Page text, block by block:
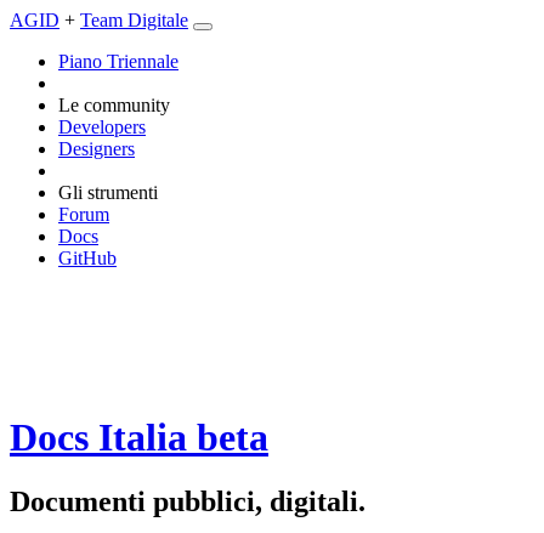
AGID + Team Digitale
Piano Triennale
Le community
Developers
Designers
Gli strumenti
Forum
Docs
GitHub
Docs Italia beta
Documenti pubblici, digitali.